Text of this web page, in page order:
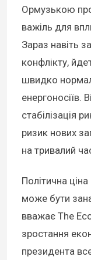
Ормузькою
важіль для
Зараз навіть
конфлікту,
швидко
енергоносіїв.
стабілізація
ризик нових
на тривалий
Політична
може бути
вважає The
зростання
президента